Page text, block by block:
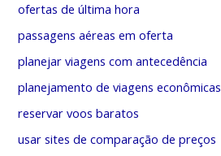
ofertas de última hora
passagens aéreas em oferta
planejar viagens com antecedência
planejamento de viagens econômicas
reservar voos baratos
usar sites de comparação de preços